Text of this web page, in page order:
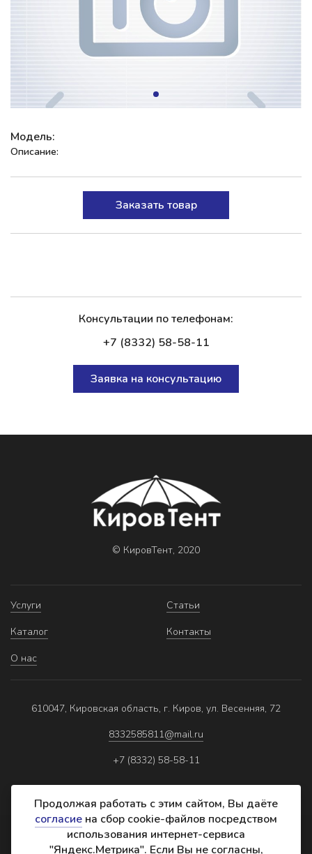
Модель:
Описание:
Заказать товар
Консультации по телефонам:
+7 (8332) 58-58-11
Заявка на консультацию
© КировТент, 2020
Услуги
Каталог
О нас
Статьи
Контакты
610047, Кировская область, г. Киров, ул. Весенняя, 72
8332585811@mail.ru
+7 (8332) 58-58-11
Политика обработки персональных данных
Продолжая работать с этим сайтом, Вы даёте
согласие на сбор cookie-файлов посредством
использования интернет-сервиса
"Яндекс.Метрика". Если Вы не согласны,